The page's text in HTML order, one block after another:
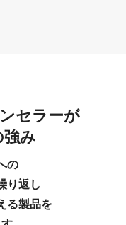
セラーが
み
の
り返し
る製品を